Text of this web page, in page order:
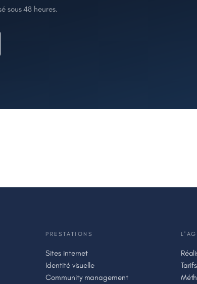
sous 48 heures.
PRESTATIONS
Sites internet
Identité visuelle
Community management
Tarifs